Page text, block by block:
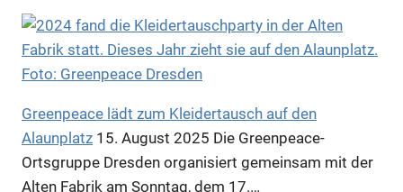
Anzeige
Greenpeace lädt zum Kleidertausch auf den
Alaunplatz 15. August 2025 Die Greenpeace-
Ortsgruppe Dresden organisiert gemeinsam mit der
Alten Fabrik am Sonntag, dem 17.…